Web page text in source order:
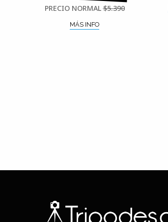
PRECIO NORMAL$5.390
MÁS INFO